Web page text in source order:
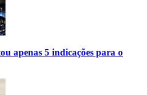
apenas 5 indicações para o